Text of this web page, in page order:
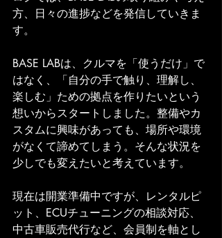
方、日々の進捗などを発信していきま
す。
BASE LABは、クルマを「使うだけ」で
はなく、「自分の手で触り、理解し、
楽しむ」ための拠点を作りたいという
想いからスタートしました。整備やカ
スタムに興味があっても、場所や環境
がなくて諦めてしまう。そんな状況を
少しでも変えたいと考えています。
現在は開業準備中ですが、レンタルピ
ット、ECUチューニングの相談対応、
中古車販売代行など、会員制を軸とし